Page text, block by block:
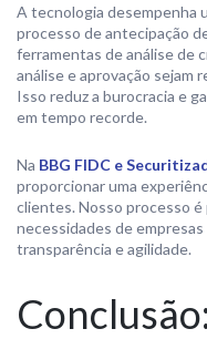
A tecnologia desempenha
processo de antecipação
ferramentas de análise de
análise e aprovação sejam
Isso reduz a burocracia e
em tempo recorde.
Na BBG FIDC e
proporcionar uma
clientes. Nosso processo
necessidades de
transparência e agilidade.